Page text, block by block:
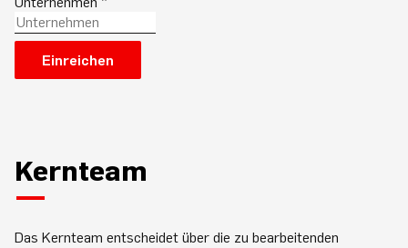
Einreichen
Kernteam
Das Kernteam entscheidet über die zu bearbeitenden